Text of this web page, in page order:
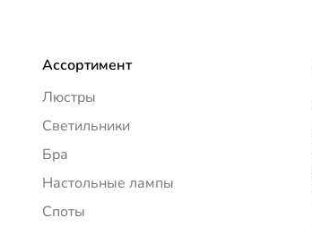
Ассортимент
Люстры
Светильники
Бра
Настольные лампы
Споты